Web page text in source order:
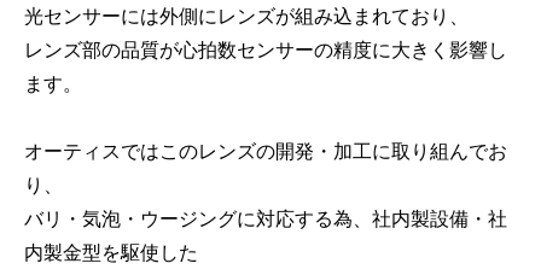
光センサーには外側にレンズが組み込まれており、
レンズ部の品質が心拍数センサーの精度に大きく影響し
ます。
オーティスではこのレンズの開発・加工に取り組んでお
り、
バリ・気泡・ウージングに対応する為、社内製設備・社
内製金型を駆使した